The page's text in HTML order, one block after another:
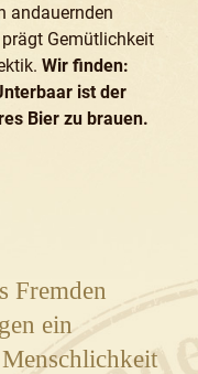
andauernden
Gemütlichkeit
Wir finden:
ist der
Bier zu brauen.
Fremden
ein